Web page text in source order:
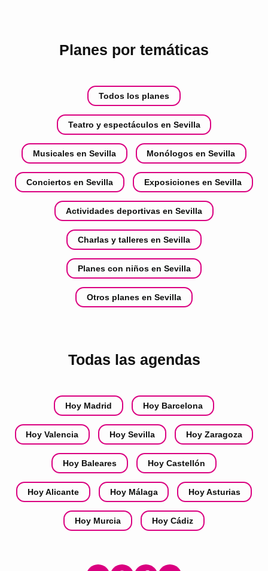
Planes por temáticas
Todos los planes
Teatro y espectáculos en Sevilla
Musicales en Sevilla Monólogos en Sevilla
Conciertos en Sevilla Exposiciones en Sevilla
Actividades deportivas en Sevilla
Charlas y talleres en Sevilla
Planes con niños en Sevilla
Otros planes en Sevilla
Todas las agendas
Hoy Madrid Hoy Barcelona
Hoy Valencia Hoy Sevilla Hoy Zaragoza
Hoy Baleares Hoy Castellón
Hoy Alicante Hoy Málaga Hoy Asturias
Hoy Murcia Hoy Cádiz